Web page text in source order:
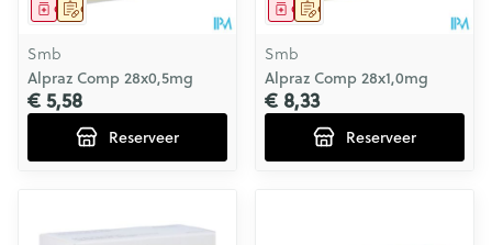
Op voorschrift
Geneesmiddel
Smb
Alpraz Comp 28x0,5mg
€ 5,58
Reserveer
Op voorschrift
Geneesmiddel
Smb
Alpraz Comp 28x1,0mg
€ 8,33
Reserveer